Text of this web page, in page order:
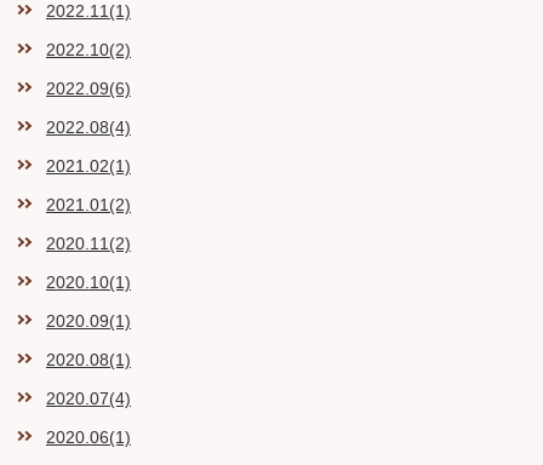
2022.11(1)
2022.10(2)
2022.09(6)
2022.08(4)
2021.02(1)
2021.01(2)
2020.11(2)
2020.10(1)
2020.09(1)
2020.08(1)
2020.07(4)
2020.06(1)